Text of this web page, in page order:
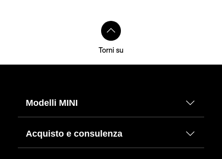
Torni su
Modelli MINI
Acquisto e consulenza